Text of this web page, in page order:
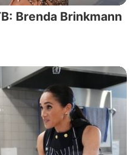
Brenda Brinkmann